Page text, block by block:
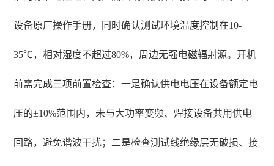
设备原厂操作手册，同时确认测试环境温度控制在10-
35℃，相对湿度不超过80%，周边无强电磁辐射源。开机
前需完成三项前置检查：一是确认供电电压在设备额定电
压的±10%范围内，未与大功率变频、焊接设备共用供电
回路，避免谐波干扰；二是检查测试线绝缘层无破损、接